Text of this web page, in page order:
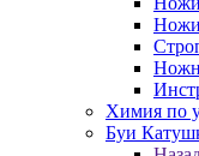
Ножи
Химия по
Буи